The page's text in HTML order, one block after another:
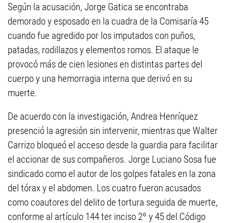
Según la acusación, Jorge Gatica se encontraba
demorado y esposado en la cuadra de la Comisaría 45
cuando fue agredido por los imputados con puños,
patadas, rodillazos y elementos romos. El ataque le
provocó más de cien lesiones en distintas partes del
cuerpo y una hemorragia interna que derivó en su
muerte.
De acuerdo con la investigación, Andrea Henríquez
presenció la agresión sin intervenir, mientras que Walter
Carrizo bloqueó el acceso desde la guardia para facilitar
el accionar de sus compañeros. Jorge Luciano Sosa fue
sindicado como el autor de los golpes fatales en la zona
del tórax y el abdomen. Los cuatro fueron acusados
como coautores del delito de tortura seguida de muerte,
conforme al artículo 144 ter inciso 2º y 45 del Código